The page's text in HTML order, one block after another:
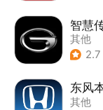
智慧
其他
2.7
东风
其他